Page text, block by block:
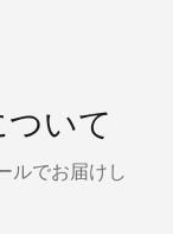
いて
ルでお届けし